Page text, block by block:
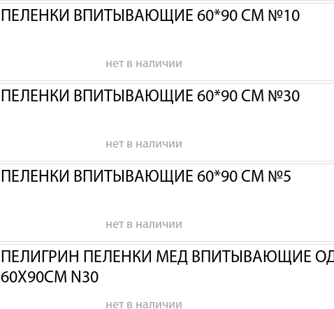
ПЕЛЕНКИ ВПИТЫВАЮЩИЕ 60*90 СМ №10
нет в наличии
ПЕЛЕНКИ ВПИТЫВАЮЩИЕ 60*90 СМ №30
нет в наличии
ПЕЛЕНКИ ВПИТЫВАЮЩИЕ 60*90 СМ №5
нет в наличии
ПЕЛИГРИН ПЕЛЕНКИ МЕД ВПИТЫВАЮЩИЕ
60Х90СМ N30
нет в наличии